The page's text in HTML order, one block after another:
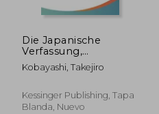
Die Japanische
Verfassung,
Verglichen Mit Ihren
Europaischen
Alemán)
Kobayashi, Takejiro
Kessinger Publishing, Tapa
Blanda, Nuevo